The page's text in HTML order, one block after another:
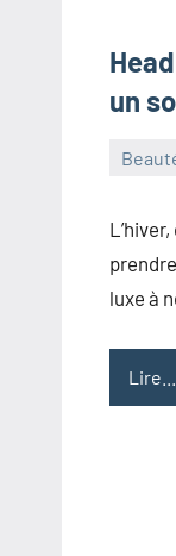
un
luxe à
Lire...